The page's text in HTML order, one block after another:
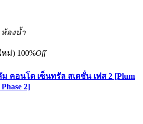
ห้องน้ำ
หม่) 100%Off
คอนโด เซ็นทรัล สเตชั่น เฟส 2 [Plum
2]